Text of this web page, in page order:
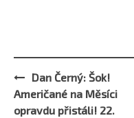
Post
navigation
Dan Černý: Šok!
Američané na Měsíci
opravdu přistáli! 22.